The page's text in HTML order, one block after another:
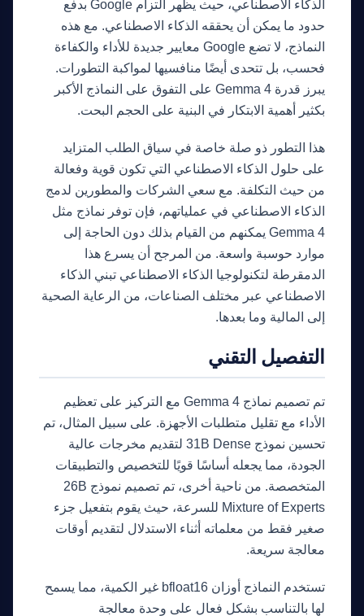
الذكاء الاصطناعي، حيث يظهر التزام Google بدفع
حدود ما يمكن أن يحققه الذكاء الاصطناعي. مع هذه
النماذج، لا تضع Google معايير جديدة للأداء والكفاءة
فحسب، بل تتحدى أيضًا منافسيها لمواكبة التطورات.
يبرز قدرة Gemma 4 على التفوق على النماذج الأكبر
بكثير أهمية الابتكار في البنية على الحجم البحت.
هذا التطور ذو صلة خاصة في سياق الطلب المتزايد
على حلول الذكاء الاصطناعي التي تكون قوية وفعالة
من حيث التكلفة. مع سعي الشركات والمطورين لدمج
الذكاء الاصطناعي في عملياتهم، فإن توفر نماذج مثل
Gemma 4 يمكنهم من القيام بذلك دون الحاجة إلى
موارد حوسبة واسعة. من المرجح أن يسرع هذا
الدمقرطة لتكنولوجيا الذكاء الاصطناعي تبني الذكاء
الاصطناعي عبر مختلف الصناعات، من الرعاية الصحية
إلى المالية وما بعدها.
التفصيل التقني
تم تصميم نماذج Gemma 4 مع التركيز على تعظيم
الأداء مع تقليل متطلبات الأجهزة. على سبيل المثال، تم
تحسين نموذج 31B Dense لتقديم مخرجات عالية
الجودة، مما يجعله أساسًا قويًا للتخصيص والتطبيقات
المتخصصة. من ناحية أخرى، تم تصميم نموذج 26B
Mixture of Experts للسرعة، حيث يقوم بتفعيل جزء
صغير فقط من معلماته أثناء الاستدلال لتقديم أوقات
معالجة سريعة.
تستخدم النماذج أوزان bfloat16 غير الكمية، مما يسمح
لها بالتناسب بشكل فعال على وحدة معالجة